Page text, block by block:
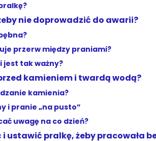
nie doprowadzić do awarii?
przerw między praniami?
tak ważny?
kamieniem i twardą wodą?
kamienia?
i pranie „na pusto”
uwagę na co dzień?
ustawić pralkę, żeby pracowała